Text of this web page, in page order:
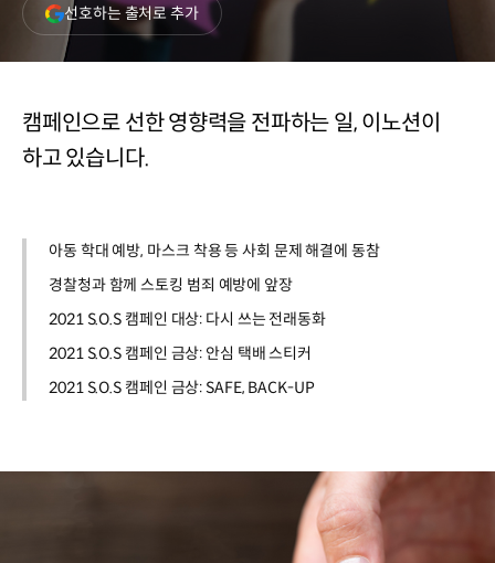
선호하는 출처로 추가(새
창
열림)
캠페인으로 선한 영향력을 전파하는 일, 이노션이
하고 있습니다.
아동 학대 예방, 마스크 착용 등 사회 문제 해결에 동참
경찰청과 함께 스토킹 범죄 예방에 앞장
2021 S.O.S 캠페인 대상: 다시 쓰는 전래동화
2021 S.O.S 캠페인 금상: 안심 택배 스티커
2021 S.O.S 캠페인 금상: SAFE, BACK-UP